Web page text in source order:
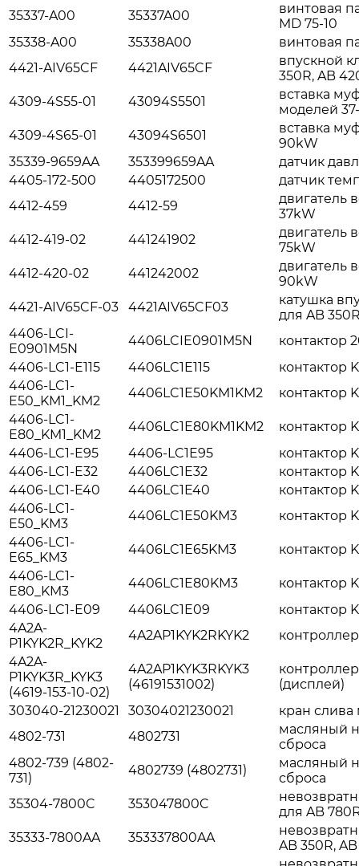
35337-A00
35337A00
винтовая
MD 75-10
35338-A00
35338A00
винтовая
4421-AIV65CF
4421AIV65CF
впускной
350R, AB
4309-4S55-01
43094S5501
вставка
моделей
4309-4S65-01
43094S6501
вставка
90kW
35339-9659AA
353399659AA
датчик
4405-172-500
4405172500
датчик
4412-459
4412-59
двигатель
37kW
4412-419-02
441241902
двигатель
75kW
4412-420-02
441242002
двигатель
90kW
4421-AIV65CF-03
4421AIV65CF03
катушка
для AB
4406-LCI-
E0901M5N
4406LCIE0901M5N
контактор
4406-LC1-E115
4406LC1E115
контактор
4406-LC1-
E50_KM1_KM2
4406LC1E50KM1KM2
контактор
4406-LC1-
E80_KM1_KM2
4406LC1E80KM1KM2
контактор
4406-LC1-E95
4406-LC1E95
контактор
4406-LC1-E32
4406LC1E32
контактор
4406-LC1-E40
4406LC1E40
контактор
4406-LC1-
E50_KM3
4406LC1E50KM3
контактор
4406-LC1-
E65_KM3
4406LC1E65KM3
контактор
4406-LC1-
E80_KM3
4406LC1E80KM3
контактор
4406-LC1-E09
4406LC1E09
контактор
4A2A-
P1KYK2R_KYK2
4A2AP1KYK2RKYK2
4A2A-
P1KYK3R_KYK3
(4619-153-10-02)
4A2AP1KYK3RKYK3
(46191531002)
(дисплей)
303040-21230021
30304021230021
кран слива
4802-731
4802731
масляный
сброса
4802-739 (4802-
731)
4802739 (4802731)
масляный
сброса
35304-7800C
353047800C
для AB
35333-7800AA
353337800AA
AB 350R,